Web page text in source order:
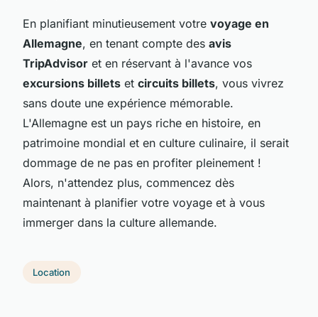
En planifiant minutieusement votre voyage en
Allemagne, en tenant compte des avis
TripAdvisor et en réservant à l'avance vos
excursions billets et circuits billets, vous vivrez
sans doute une expérience mémorable.
L'Allemagne est un pays riche en histoire, en
patrimoine mondial et en culture culinaire, il serait
dommage de ne pas en profiter pleinement !
Alors, n'attendez plus, commencez dès
maintenant à planifier votre voyage et à vous
immerger dans la culture allemande.
Location